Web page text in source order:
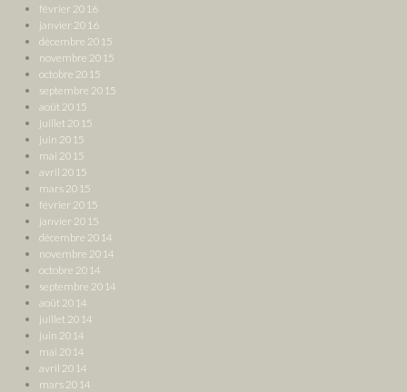
février 2016
janvier 2016
décembre 2015
novembre 2015
octobre 2015
septembre 2015
août 2015
juillet 2015
juin 2015
mai 2015
avril 2015
mars 2015
février 2015
janvier 2015
décembre 2014
novembre 2014
octobre 2014
septembre 2014
août 2014
juillet 2014
juin 2014
mai 2014
avril 2014
mars 2014